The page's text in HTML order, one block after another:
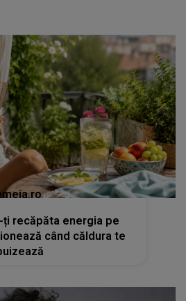
recăpăta energia pe
când căldura te